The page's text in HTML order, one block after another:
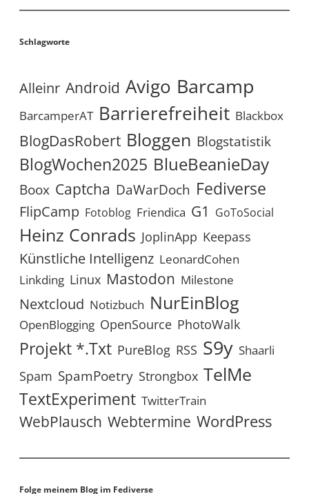
Schlagworte
Alleinr Android Avigo Barcamp
BarcamperAT Barrierefreiheit Blackbox
BlogDasRobert Bloggen Blogstatistik
BlogWochen2025 BlueBeanieDay
Boox Captcha DaWarDoch Fediverse
FlipCamp Fotoblog Friendica G1 GoToSocial
Heinz Conrads JoplinApp Keepass
Künstliche Intelligenz LeonardCohen
Linkding Linux Mastodon Milestone
Nextcloud Notizbuch NurEinBlog
OpenBlogging OpenSource PhotoWalk
Projekt *.txt PureBlog RSS S9y Shaarli
Spam SpamPoetry Strongbox TelMe
TextExperiment TwitterTrain
WebPlausch Webtermine WordPress
Folge meinem Blog im Fediverse